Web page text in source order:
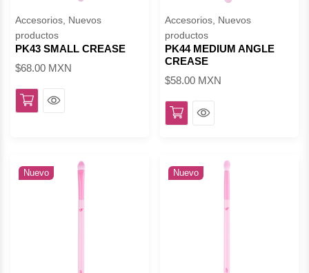
Accesorios, Nuevos
productos
PK43 SMALL CREASE
$68.00 MXN
Ver
Accesorios, Nuevos
productos
PK44 MEDIUM ANGLE
CREASE
$58.00 MXN
Ver
Nuevo Nuevo